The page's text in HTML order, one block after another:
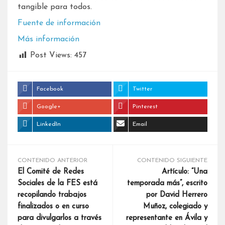
tangible para todos.
Fuente de información
Más información
Post Views: 457
Facebook Twitter
Google+ Pinterest
LinkedIn Email
CONTENIDO ANTERIOR
El Comité de Redes
Sociales de la FES está
recopilando trabajos
finalizados o en curso
para divulgarlos a través
CONTENIDO SIGUIENTE
Artículo: “Una
temporada más”, escrito
por David Herrero
Muñoz, colegiado y
representante en Ávila y